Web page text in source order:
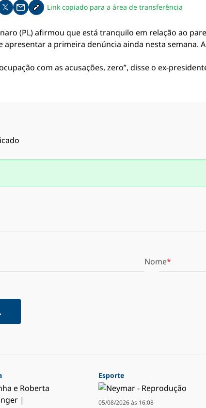
pelo whatsapp
no facebook
Compartilhar no twitter
Compartilhe pelo email
Copiar link da notícia
Link copiado para a área de transferência
(PL) afirmou que está tranquilo em relação ao
apresentar a primeira denúncia ainda nesta semana.
com as acusações, zero”, disse o ex-
Nome
Esporte
05/08/2026 às 16:08